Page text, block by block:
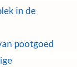
in de
pootgoed